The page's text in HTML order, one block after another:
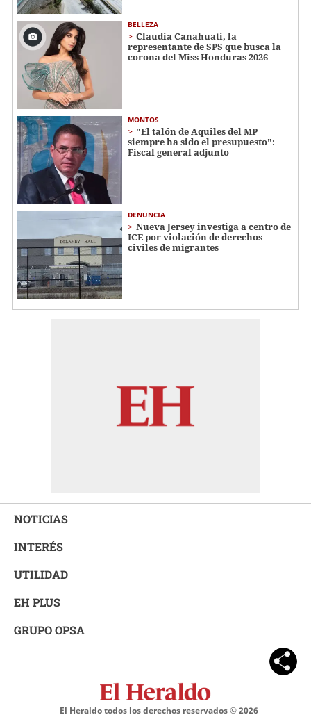
BELLEZA
Claudia Canahuati, la
representante de SPS que busca la
corona del Miss Honduras 2026
MONTOS
"El talón de Aquiles del MP
siempre ha sido el presupuesto":
Fiscal general adjunto
DENUNCIA
Nueva Jersey investiga a centro de
ICE por violación de derechos
civiles de migrantes
NOTICIAS
INTERÉS
UTILIDAD
EH PLUS
GRUPO OPSA
El Heraldo todos los derechos reservados ©2026